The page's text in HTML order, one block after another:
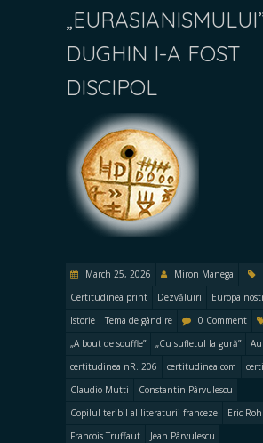
DUGHIN I-A FOST
DISCIPOL
March 25, 2026 Miron Manega
Certitudinea print
Dezvăluiri Europa
Istorie
Tema de gândire
0 Comment
„A bout de souffle”
„Cu sufletul la gură”
certitudinea nR. 206
certitudinea.com
Claudio Mutti
Constantin Pârvulescu
Copilul teribil al literaturii franceze
Eric
Francois Truffaut
Jean Pârvulescu